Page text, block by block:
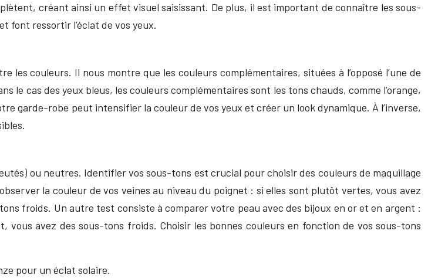
créant ainsi un effet visuel saisissant. De plus, il est important de connaître les sous-
font ressortir l’éclat de vos yeux.
couleurs. Il nous montre que les couleurs complémentaires, situées à l’opposé l’une de
le cas des yeux bleus, les couleurs complémentaires sont les tons chauds, comme l’orange,
garde-robe peut intensifier la couleur de vos yeux et créer un look dynamique. À l’inverse,
ou neutres. Identifier vos sous-tons est crucial pour choisir des couleurs de maquillage
la couleur de vos veines au niveau du poignet : si elles sont plutôt vertes, vous avez
froids. Un autre test consiste à comparer votre peau avec des bijoux en or et en argent :
vous avez des sous-tons froids. Choisir les bonnes couleurs en fonction de vos sous-tons
pour un éclat solaire.